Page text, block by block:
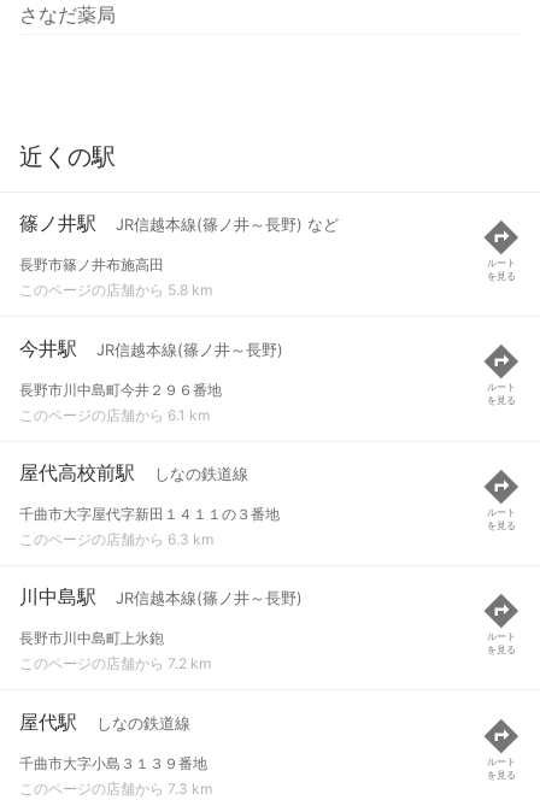
さなだ薬局
近くの駅
篠ノ井駅 JR信越本線(篠ノ井～長野) など
長野市篠ノ井布施高田
このページの店舗から 5.8 km
ルート
を見る
今井駅 JR信越本線(篠ノ井～長野)
長野市川中島町今井２９６番地
このページの店舗から 6.1 km
ルート
を見る
屋代高校前駅 しなの鉄道線
千曲市大字屋代字新田１４１１の３番地
このページの店舗から 6.3 km
ルート
を見る
川中島駅 JR信越本線(篠ノ井～長野)
長野市川中島町上氷鉋
このページの店舗から 7.2 km
ルート
を見る
屋代駅 しなの鉄道線
千曲市大字小島３１３９番地
このページの店舗から 7.3 km
ルート
を見る